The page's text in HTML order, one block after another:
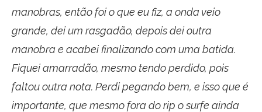
manobras, então foi o que eu fiz, a onda veio
grande, dei um rasgadão, depois dei outra
manobra e acabei finalizando com uma batida.
Fiquei amarradão, mesmo tendo perdido, pois
faltou outra nota. Perdi pegando bem, e isso que é
importante, que mesmo fora do rip o surfe ainda